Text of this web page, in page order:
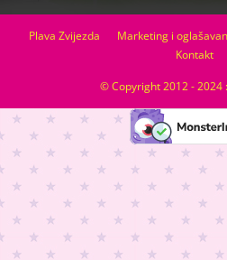
Plava Zvijezda Marketing i
Kontakt
© Copyright 2012 - 2024